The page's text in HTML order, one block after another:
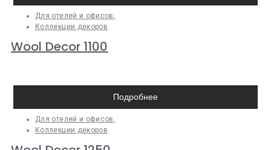
Для отелей и офисов ,
Коллекции декоров
Wool Decor 1100
Подробнее
Для отелей и офисов ,
Коллекции декоров